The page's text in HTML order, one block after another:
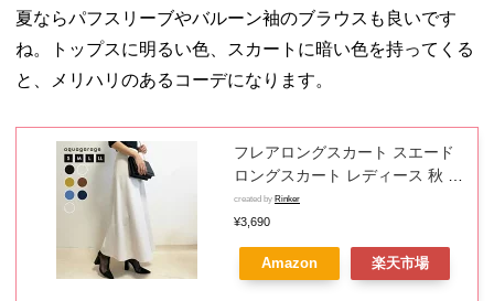
夏ならパフスリーブやバルーン袖のブラウスも良いです
ね。トップスに明るい色、スカートに暗い色を持ってくる
と、メリハリのあるコーデになります。
フレアロングスカート スエード
ロングスカート レディース 秋 冬
S M L フレアスカート ロング 秋
冬 スエード ロングスカート フレ
アースカート きれいめ 大人 ピー
チスキン ロングフレアスカート
created by Rinker
¥3,690
Amazon 楽天市場